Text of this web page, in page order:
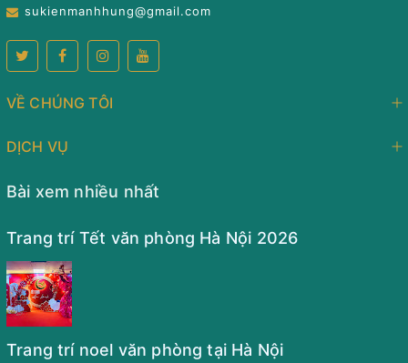
sukienmanhhung@gmail.com
VỀ CHÚNG TÔI
DỊCH VỤ
Bài xem nhiều nhất
Trang trí Tết văn phòng Hà Nội 2026
Trang trí noel văn phòng tại Hà Nội